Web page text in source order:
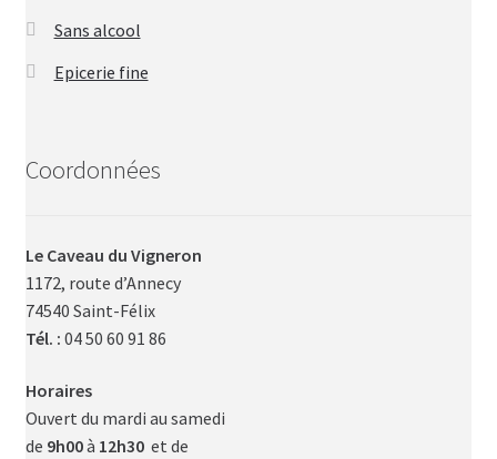
Sans alcool
Epicerie fine
Coordonnées
Le Caveau du Vigneron
1172, route d’Annecy
74540 Saint-Félix
Tél. : 04 50 60 91 86
Horaires
Ouvert du mardi au samedi
de 9h00à 12h30 et de